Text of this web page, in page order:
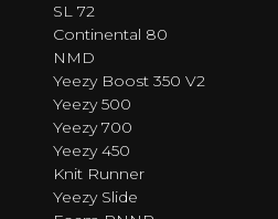
SL 72
Continental 80
NMD
Yeezy Boost 350 V2
Yeezy 500
Yeezy 700
Yeezy 450
Knit Runner
Yeezy Slide